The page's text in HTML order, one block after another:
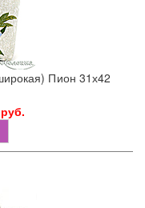
Пион 31х42